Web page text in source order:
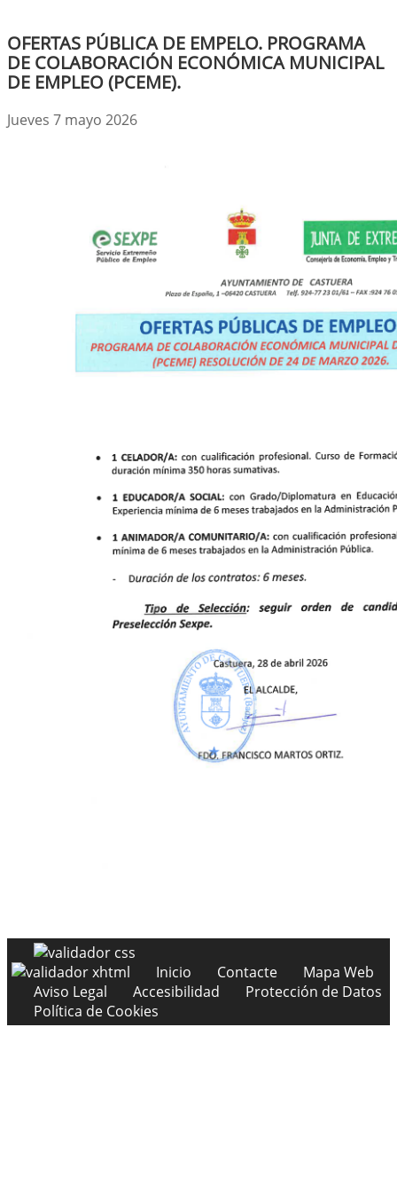
OFERTAS PÚBLICA DE EMPELO. PROGRAMA
DE COLABORACIÓN ECONÓMICA MUNICIPAL
DE EMPLEO (PCEME).
Jueves 7 mayo 2026
Inicio Contacte
Mapa Web
Aviso Legal
Accesibilidad
Protección de Datos
Política de Cookies